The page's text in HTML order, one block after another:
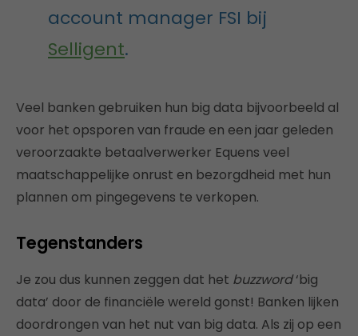
account manager FSI bij
Selligent.
Veel banken gebruiken hun big data bijvoorbeeld al
voor het opsporen van fraude en een jaar geleden
veroorzaakte betaalverwerker Equens veel
maatschappelijke onrust en bezorgdheid met hun
plannen om pingegevens te verkopen.
Tegenstanders
Je zou dus kunnen zeggen dat het buzzword‘big
data’ door de financiële wereld gonst! Banken lijken
doordrongen van het nut van big data. Als zij op een